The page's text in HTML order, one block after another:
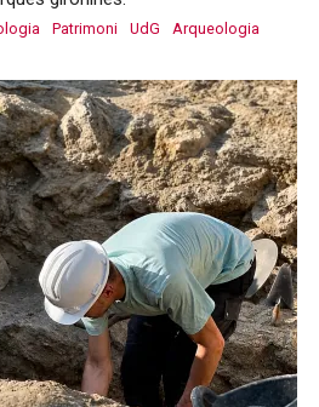
Patrimoni UdG Arqueologia